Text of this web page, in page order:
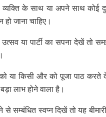
के साथ या अपने साथ कोई
जाना चाहिए।
या पार्टी का सपना देखें तो
या किसी और को पूजा पाठ करते
लाभ होने वाला है।
से सम्बंधित स्वप्न दिखें तो यह